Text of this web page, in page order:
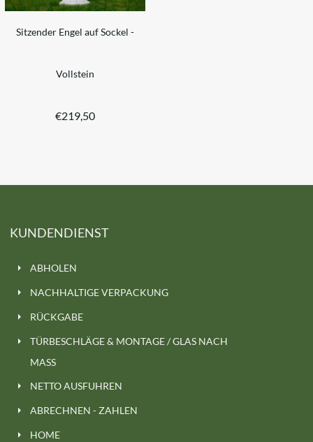
Sitzender Engel auf Sockel -
Vollstein
€219,50
KUNDENDIENST
ABHOLEN
NACHHALTIGE VERPACKUNG
RÜCKGABE
TÜRBESCHLÄGE & MONTAGE / GLAS NACH
MASS
NETTO AUSFUHREN
ABRECHNEN - ZAHLEN
HOME